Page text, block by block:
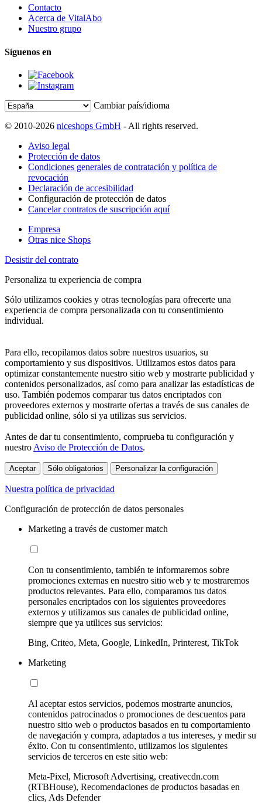
Contacto
Acerca de VitalAbo
Nuestro grupo
Síguenos en
Cambiar país/idioma
© 2010-2026 niceshops GmbH - All rights reserved.
Aviso legal
Protección de datos
Condiciones generales de contratación y política de
revocación
Declaración de accesibilidad
Configuración de protección de datos
Cancelar contratos de suscripción aquí
Empresa
Otras nice Shops
Desistir del contrato
Personaliza tu experiencia de compra
Sólo utilizamos cookies y otras tecnologías para ofrecerte una
experiencia de compra personalizada con tu consentimiento
individual.
Para ello, recopilamos datos sobre nuestros usuarios, su
comportamiento y sus dispositivos. Utilizamos estos datos para
optimizar constantemente nuestro sitio web y mostrarte publicidad y
contenidos personalizados, así como para analizar las estadísticas de
uso. También podemos comparar tus datos encriptados con
proveedores externos y mostrarte ofertas a través de sus canales de
publicidad online, sólo si ya utilizas sus servicios.
Antes de dar tu consentimiento, comprueba tu configuración y
nuestro Aviso de Protección de Datos.
Aceptar Sólo obligatorios Personalizar la configuración
Nuestra política de privacidad
Configuración de protección de datos personales
Marketing a través de customer match
Con tu consentimiento, también te informaremos sobre
promociones externas en nuestro sitio web y te mostraremos
productos relevantes. Para ello, comparamos tus datos
personales encriptados con los siguientes proveedores
externos y utilizamos sus canales de publicidad online,
siempre que ya utilices sus servicios:
Bing, Criteo, Meta, Google, LinkedIn, Printerest, TikTok
Marketing
Al aceptar estos servicios, podemos mostrarte anuncios,
contenidos patrocinados o promociones de descuentos para
nuestro sitio web o productos basados en tu comportamiento
de navegación y compra, adaptados a tus intereses, y medir su
éxito. Con tu consentimiento, utilizamos los siguientes
servicios de terceros en este sitio web:
Meta-Pixel, Microsoft Advertising, creativecdn.com
(RTBHouse), Recomendaciones de productos basadas en
clics, Ads Defender